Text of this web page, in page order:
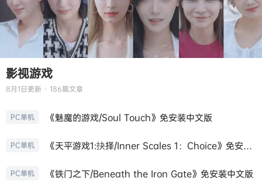
影视游戏
8月1日更新 · 186篇文章
PC单机 《魅魔的游戏/Soul Touch》免安装中文版
PC单机 《天平游戏1:抉择/Inner Scales 1：Choice》免安装中文版
PC单机 《铁门之下/Beneath the Iron Gate》免安装中文版